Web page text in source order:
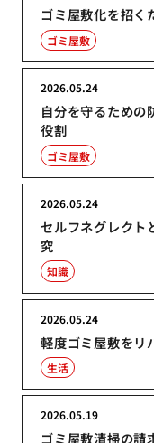
ゴミ屋敷化を招く
ゴミ屋敷
自分を守るための
役割
2026.05.24
ゴミ屋敷
セルフネグレクト
究
2026.05.24
知識
軽度ゴミ屋敷をリ
2026.05.24
生活
ゴミ屋敷清掃の請
2026.05.19